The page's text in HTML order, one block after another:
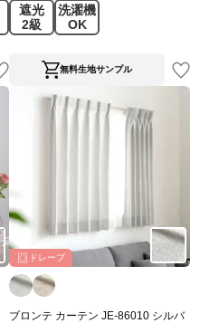
遮光
2級
洗濯機
OK
無料生地サンプル
ドレープ
ブロンテ カーテン JE-86010 シルバ